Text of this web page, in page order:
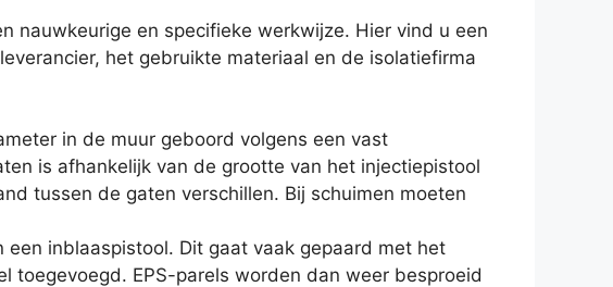
nauwkeurige en specifieke werkwijze. Hier vind u een
het gebruikte materiaal en de isolatiefirma
in de muur geboord volgens een vast
is afhankelijk van de grootte van het injectiepistool
tussen de gaten verschillen. Bij schuimen moeten
inblaaspistool. Dit gaat vaak gepaard met het
toegevoegd. EPS-parels worden dan weer besproeid